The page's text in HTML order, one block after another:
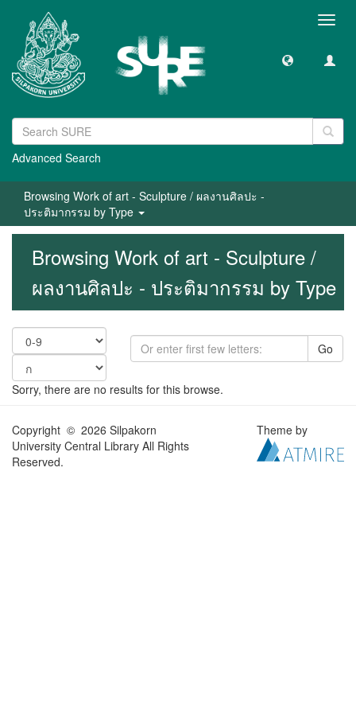
Advanced Search
Browsing Work of art - Sculpture / ผลงานศิลปะ -
ประติมากรรม by Type
Browsing Work of art - Sculpture /
ผลงานศิลปะ - ประติมากรรม by Type
Go
Sorry, there are no results for this browse.
Copyright © 2026 Silpakorn
University Central Library All Rights
Reserved.
Theme by